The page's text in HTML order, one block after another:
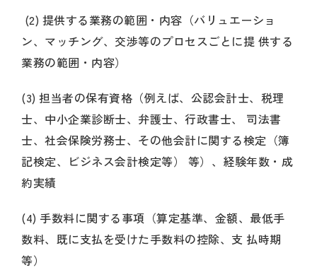
(2) 提供する業務の範囲・内容（バリュエーショ
ン、マッチング、交渉等のプロセスごとに提 供する
業務の範囲・内容）
(3) 担当者の保有資格（例えば、公認会計士、税理
士、中小企業診断士、弁護士、行政書士、 司法書
士、社会保険労務士、その他会計に関する検定（簿
記検定、ビジネス会計検定等） 等）、経験年数・成
約実績
(4) 手数料に関する事項（算定基準、金額、最低手
数料、既に支払を受けた手数料の控除、支 払時期
等）